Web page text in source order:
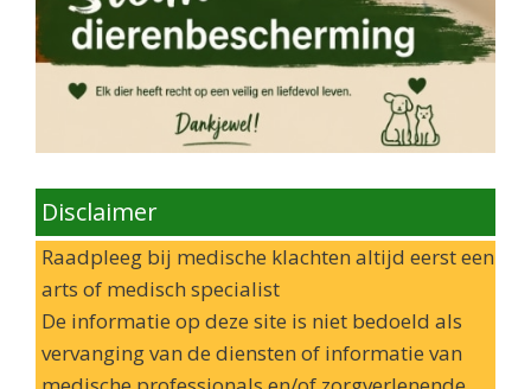
Disclaimer
Raadpleeg bij medische klachten altijd eerst een
arts of medisch specialist
De informatie op deze site is niet bedoeld als
vervanging van de diensten of informatie van